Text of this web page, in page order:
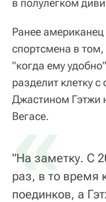
Ранее
спортсмена в том,
"когда ему удобно
разделит клетку
Джастином Гэтжи
Вегасе.
«
"На заметку. С
раз, в то время
поединков, а